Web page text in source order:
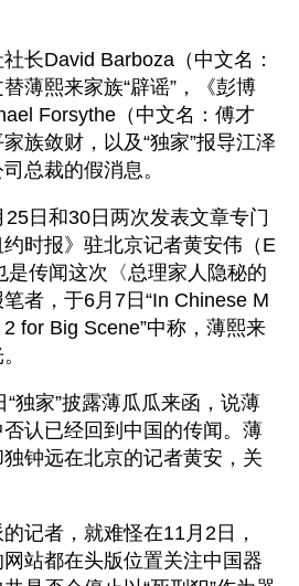
长David Barboza（中文名：
薄熙来家族“辟谣”，《彭博
Forsythe（中文名：傅才
族敛财，以及“独家”报导江泽
总裁的假消息。
日和30日两次发表文章专门
时报》驻北京记者黄安伟（E
是传闻这次〈总理家人隐秘的
者，于6月7日“In Chinese M
for Big Scene”中称，薄熙来
独家”披露薄瓜瓜来函，说薄
认已经回到中国的传闻。薄
钟远在北京的记者黄安，关
记者，就难怪在11月2日，
站都在头版位置关注中国器